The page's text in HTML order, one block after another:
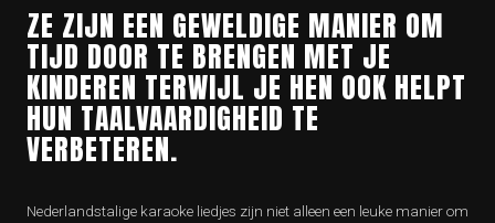
ZE ZIJN EEN GEWELDIGE MANIER OM
TIJD DOOR TE BRENGEN MET JE
KINDEREN TERWIJL JE HEN OOK HELPT
HUN TAALVAARDIGHEID TE
VERBETEREN.
Nederlandstalige karaoke liedjes zijn niet alleen een leuke manier om